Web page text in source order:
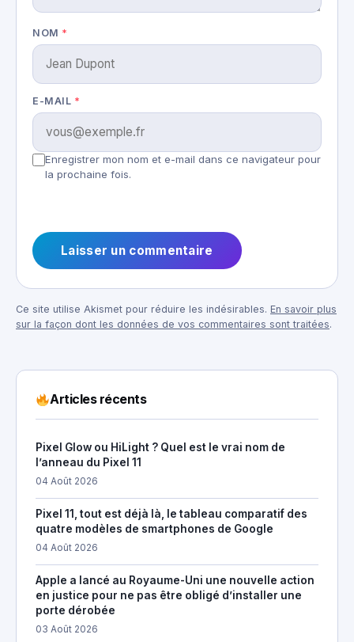
NOM *
E-MAIL *
Enregistrer mon nom et e-mail dans ce navigateur pour
la prochaine fois.
Ce site utilise Akismet pour réduire les indésirables. En savoir plus
sur la façon dont les données de vos commentaires sont traitées.
Articles récents
Pixel Glow ou HiLight ? Quel est le vrai nom de
l’anneau du Pixel 11
04 Août 2026
Pixel 11, tout est déjà là, le tableau comparatif des
quatre modèles de smartphones de Google
04 Août 2026
Apple a lancé au Royaume-Uni une nouvelle action
en justice pour ne pas être obligé d’installer une
porte dérobée
03 Août 2026